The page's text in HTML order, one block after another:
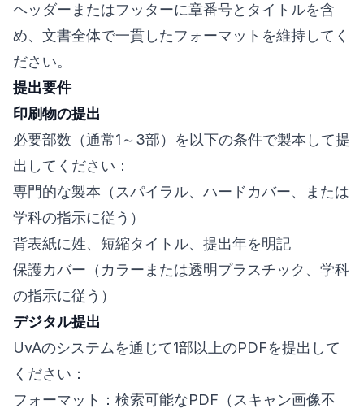
ヘッダーまたはフッターに章番号とタイトルを含
め、文書全体で一貫したフォーマットを維持してく
ださい。
提出要件
印刷物の提出
必要部数（通常1～3部）を以下の条件で製本して提
出してください：
専門的な製本（スパイラル、ハードカバー、または
学科の指示に従う）
背表紙に姓、短縮タイトル、提出年を明記
保護カバー（カラーまたは透明プラスチック、学科
の指示に従う）
デジタル提出
UvAのシステムを通じて1部以上のPDFを提出して
ください：
フォーマット：検索可能なPDF（スキャン画像不